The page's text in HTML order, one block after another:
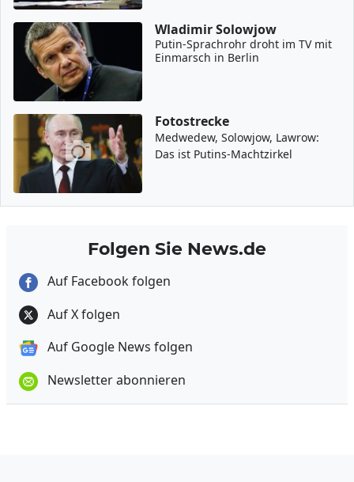
Wladimir Solowjow
Putin-Sprachrohr droht im TV mit
Einmarsch in Berlin
Fotostrecke
Medwedew, Solowjow, Lawrow:
Das ist Putins-Machtzirkel
Folgen Sie News.de
Auf Facebook folgen
Auf X folgen
Auf Google News folgen
Newsletter abonnieren